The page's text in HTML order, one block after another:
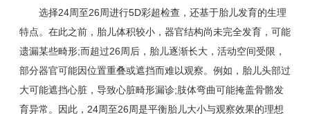
选择24周至26周进行5D彩超检查，还基于胎儿发育的生理
特点。在此之前，胎儿体积较小，器官结构尚未完全发育，可能
遗漏某些畸形;而超过26周后，胎儿逐渐长大，活动空间受限，
部分器官可能因位置重叠或遮挡而难以观察。例如，胎儿头部过
大可能遮挡心脏，导致心脏畸形漏诊;肢体弯曲可能掩盖骨骼发
育异常。因此，24周至26周是平衡胎儿大小与观察效果的理想